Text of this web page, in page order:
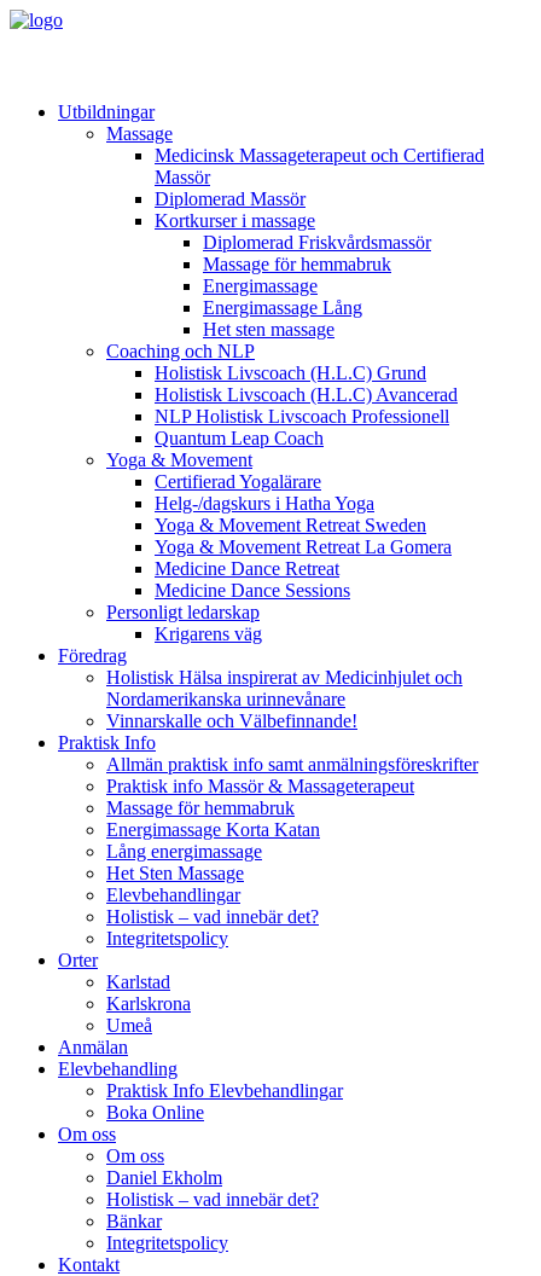
Utbildningar
Massage
Medicinsk Massageterapeut och Certifierad
Massör
Diplomerad Massör
Kortkurser i massage
Diplomerad Friskvårdsmassör
Massage för hemmabruk
Energimassage
Energimassage Lång
Het sten massage
Coaching och NLP
Holistisk Livscoach (H.L.C) Grund
Holistisk Livscoach (H.L.C) Avancerad
NLP Holistisk Livscoach Professionell
Quantum Leap Coach
Yoga & Movement
Certifierad Yogalärare
Helg-/dagskurs i Hatha Yoga
Yoga & Movement Retreat Sweden
Yoga & Movement Retreat La Gomera
Medicine Dance Retreat
Medicine Dance Sessions
Personligt ledarskap
Krigarens väg
Föredrag
Holistisk Hälsa inspirerat av Medicinhjulet och
Nordamerikanska urinnevånare
Vinnarskalle och Välbefinnande!
Praktisk Info
Allmän praktisk info samt anmälningsföreskrifter
Praktisk info Massör & Massageterapeut
Massage för hemmabruk
Energimassage Korta Katan
Lång energimassage
Het Sten Massage
Elevbehandlingar
Holistisk – vad innebär det?
Integritetspolicy
Orter
Karlstad
Karlskrona
Umeå
Anmälan
Elevbehandling
Praktisk Info Elevbehandlingar
Boka Online
Om oss
Om oss
Daniel Ekholm
Holistisk – vad innebär det?
Bänkar
Integritetspolicy
Kontakt